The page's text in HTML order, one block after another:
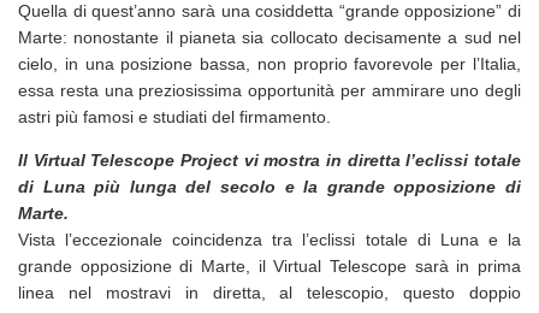
Quella di quest’anno sarà una cosiddetta “grande opposizione” di
Marte: nonostante il pianeta sia collocato decisamente a sud nel
cielo, in una posizione bassa, non proprio favorevole per l’Italia,
essa resta una preziosissima opportunità per ammirare uno degli
astri più famosi e studiati del firmamento.
Il Virtual Telescope Project vi mostra in diretta l’eclissi totale
di Luna più lunga del secolo e la grande opposizione di
Marte.
Vista l’eccezionale coincidenza tra l’eclissi totale di Luna e la
grande opposizione di Marte, il Virtual Telescope sarà in prima
linea nel mostravi in diretta, al telescopio, questo doppio